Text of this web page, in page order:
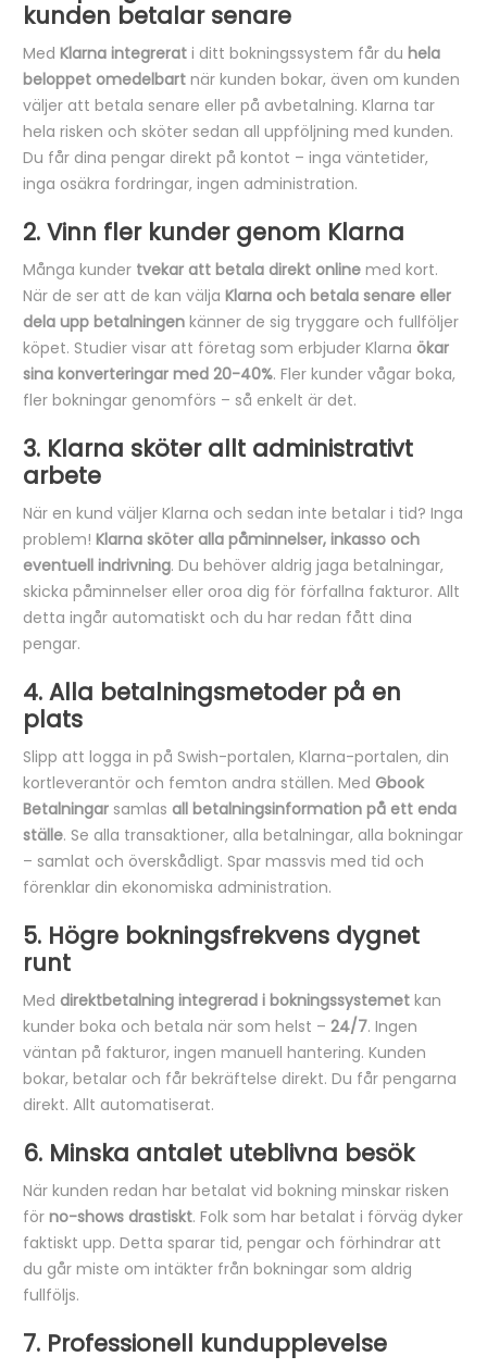
kunden betalar senare
Med Klarna integrerat i ditt bokningssystem får du hela
beloppet omedelbart när kunden bokar, även om kunden
väljer att betala senare eller på avbetalning. Klarna tar
hela risken och sköter sedan all uppföljning med kunden.
Du får dina pengar direkt på kontot – inga väntetider,
inga osäkra fordringar, ingen administration.
2. Vinn fler kunder genom Klarna
Många kunder tvekar att betala direkt online med kort.
När de ser att de kan välja Klarna och betala senare eller
dela upp betalningen känner de sig tryggare och fullföljer
köpet. Studier visar att företag som erbjuder Klarna ökar
sina konverteringar med 20-40%. Fler kunder vågar boka,
fler bokningar genomförs – så enkelt är det.
3. Klarna sköter allt administrativt
arbete
När en kund väljer Klarna och sedan inte betalar i tid? Inga
problem! Klarna sköter alla påminnelser, inkasso och
eventuell indrivning. Du behöver aldrig jaga betalningar,
skicka påminnelser eller oroa dig för förfallna fakturor. Allt
detta ingår automatiskt och du har redan fått dina
pengar.
4. Alla betalningsmetoder på en
plats
Slipp att logga in på Swish-portalen, Klarna-portalen, din
kortleverantör och femton andra ställen. Med Gbook
Betalningar samlas all betalningsinformation på ett enda
ställe. Se alla transaktioner, alla betalningar, alla bokningar
– samlat och överskådligt. Spar massvis med tid och
förenklar din ekonomiska administration.
5. Högre bokningsfrekvens dygnet
runt
Med direktbetalning integrerad i bokningssystemet kan
kunder boka och betala när som helst – 24/7. Ingen
väntan på fakturor, ingen manuell hantering. Kunden
bokar, betalar och får bekräftelse direkt. Du får pengarna
direkt. Allt automatiserat.
6. Minska antalet uteblivna besök
När kunden redan har betalat vid bokning minskar risken
för no-shows drastiskt. Folk som har betalat i förväg dyker
faktiskt upp. Detta sparar tid, pengar och förhindrar att
du går miste om intäkter från bokningar som aldrig
fullföljs.
7. Professionell kundupplevelse